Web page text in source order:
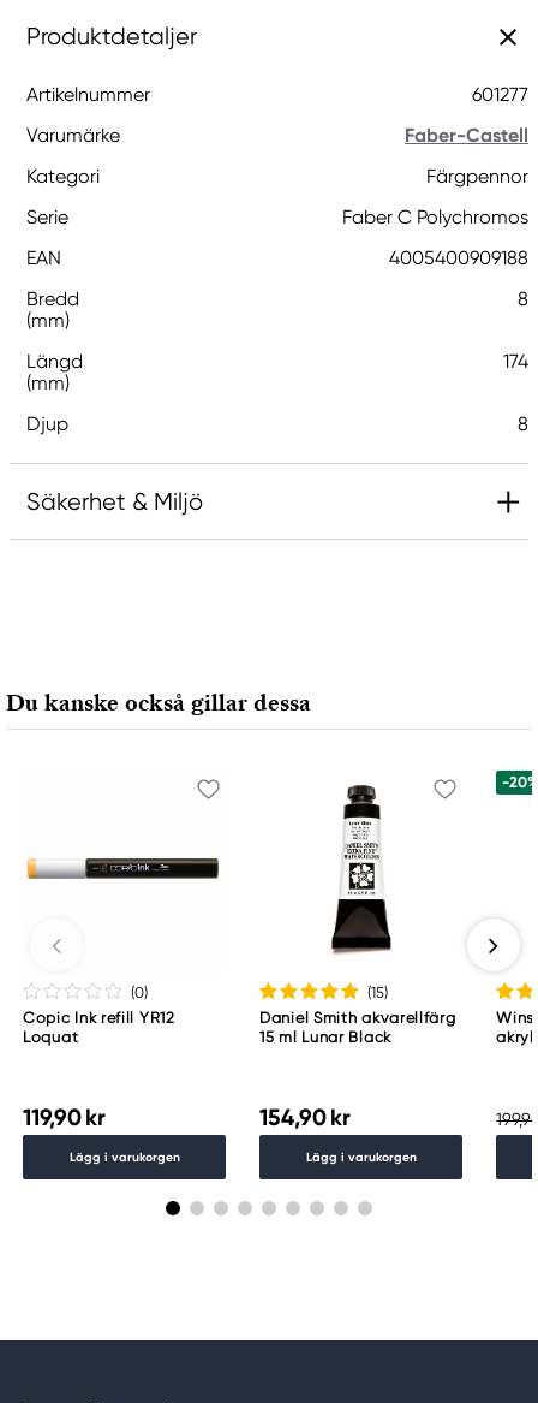
Produktdetaljer
Artikelnummer
601277
Varumärke
Faber-Castell
Kategori
Färgpennor
Serie
Faber C Polychromos
EAN
4005400909188
Bredd
(mm)
8
Längd
(mm)
174
Djup 8
Säkerhet & Miljö
90546 Stein, Germany
info@Faber-Castell.de
Du kanske också gillar dessa
(0)
Copic Ink refill YR12
Loquat
119,90 kr
Lägg i varukorgen
(15)
Daniel Smith akvarellfärg
15 ml Lunar Black
154,90 kr
Lägg i varukorgen
-